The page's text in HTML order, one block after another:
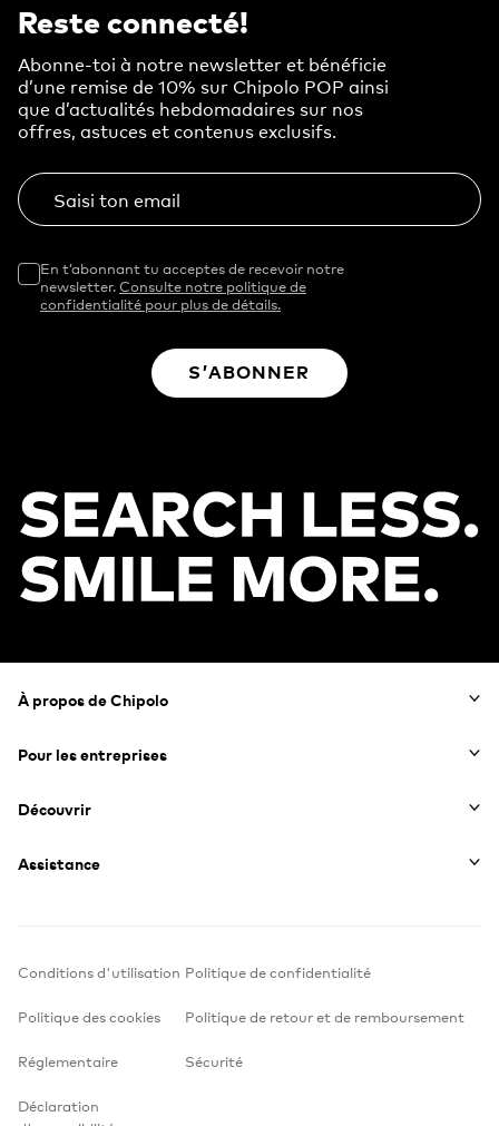
Reste connecté!
Abonne-toi à notre newsletter et bénéficie
d’une remise de 10% sur Chipolo POP ainsi
que d’actualités hebdomadaires sur nos
offres, astuces et contenus exclusifs.
Saisi ton email
En t’abonnant tu acceptes de recevoir notre
newsletter.Consulte notre politique de
confidentialité pour plus de détails.
S’ABONNER
Footer
À propos de Chipolo
Pour les entreprises
Découvrir
Assistance
Conditions d'utilisation Politique de confidentialité
Politique des cookies Politique de retour et de remboursement
Réglementaire Sécurité
Déclaration